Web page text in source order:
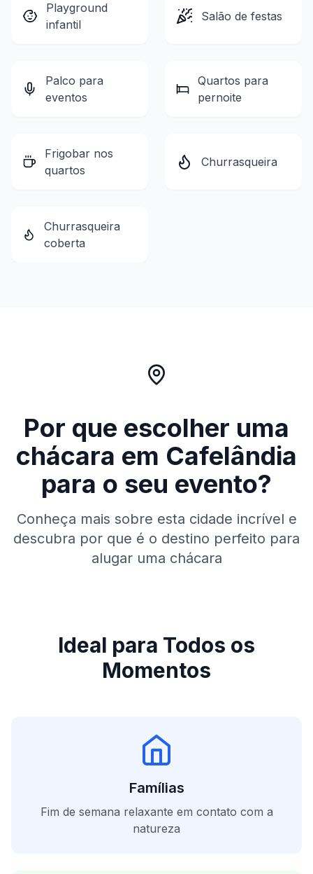
Playground
infantil
Salão de festas
Palco para
eventos
Quartos para
pernoite
Frigobar nos
quartos
Churrasqueira
Churrasqueira
coberta
Por que escolher uma
chácara em Cafelândia
para o seu evento?
Conheça mais sobre esta cidade incrível e
descubra por que é o destino perfeito para
alugar uma chácara
Ideal para Todos os
Momentos
Famílias
Fim de semana relaxante em contato com a
natureza